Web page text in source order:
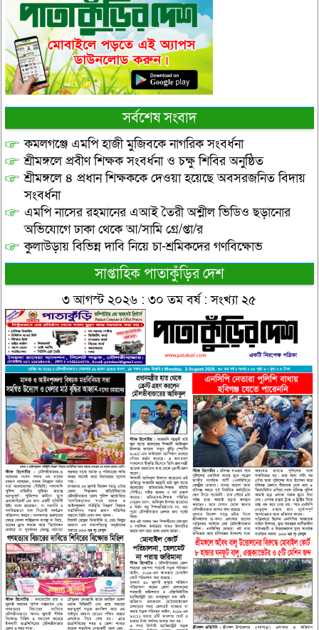
সর্বশেষ সংবাদ
কমলগঞ্জে এমপি হাজী মুজিবকে নাগরিক সংবর্ধনা
শ্রীমঙ্গলে প্রবীণ শিক্ষক সংবর্ধনা ও চক্ষু শিবির অনুষ্ঠিত
শ্রীমঙ্গলে ৪ প্রধান শিক্ষককে দেওয়া হয়েছে অবসরজনিত বিদায়
সংবর্ধনা
এমপি নাসের রহমানের এআই তৈরী অশ্লীল ভিডিও ছড়ানোর
অভিযোগে ঢাকা থেকে আ/সামি গ্রে/প্তা/র
কুলাউড়ায় বিভিন্ন দাবি নিয়ে চা-শ্রমিকদের গণবিক্ষোভ
সাপ্তাহিক পাতাকুঁড়ির দেশ
৩ আগস্ট ২০২৬ : ৩০ তম বর্ষ : সংখ্যা ২৫